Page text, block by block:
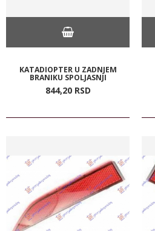
KATADIOPTER U ZADNJEM
BRANIKU SPOLJASNJI
844,20 RSD